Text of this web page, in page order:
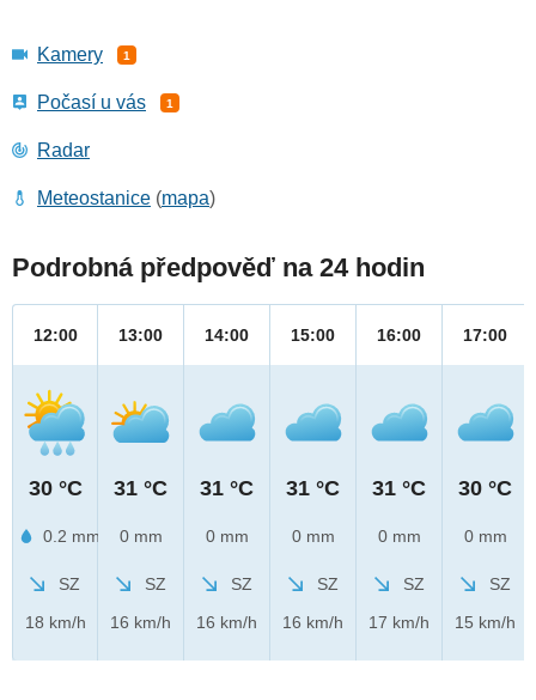
Kamery 1
Počasí u vás 1
Radar
Meteostanice (mapa)
Podrobná předpověď na 24 hodin
12:00
30 °C
0.2 mm
SZ
18 km/h
13:00
31 °C
0 mm
SZ
16 km/h
14:00
31 °C
0 mm
SZ
16 km/h
15:00
31 °C
0 mm
SZ
16 km/h
16:00
31 °C
0 mm
SZ
17 km/h
17:00
30 °C
0 mm
SZ
15 km/h